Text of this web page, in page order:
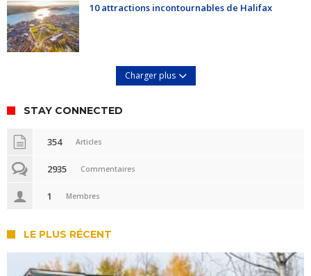
10 attractions incontournables de Halifax
Charger plus
STAY CONNECTED
354 Articles
2935 Commentaires
1 Membres
LE PLUS RÉCENT